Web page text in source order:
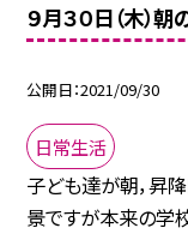
９月３０日（木）
公開日 2021/09/30
日常生活
子ども達が朝，昇
景ですが本来の学